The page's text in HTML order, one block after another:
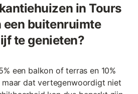
in Tours
een buitenruimte
te genieten?
een balkon of terras en 10%
dat vertegenwoordigt niet